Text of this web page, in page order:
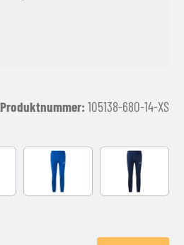
Produktnummer: 105138-680-14-XS
royal Navy